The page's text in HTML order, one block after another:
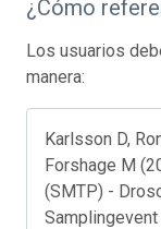
¿Cómo
Los usuarios
manera:
Karlsson D,
Forshage M
(SMTP) -